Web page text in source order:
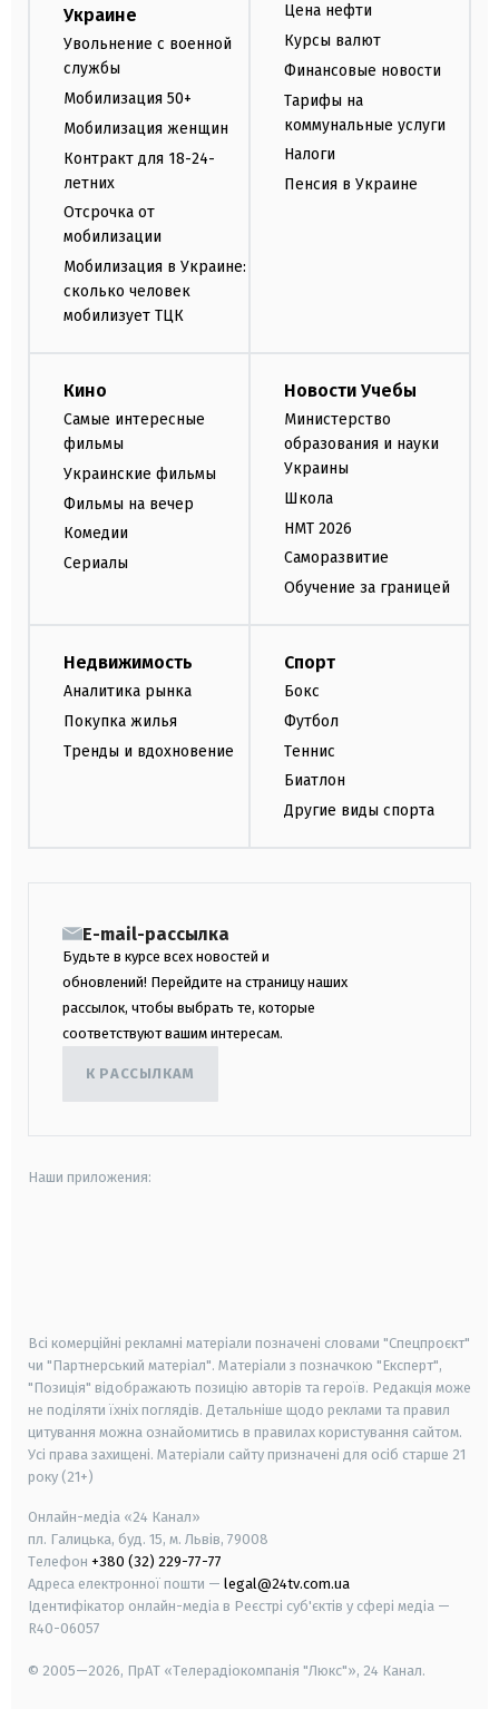
Украине
Увольнение с военной
службы
Мобилизация 50+
Мобилизация женщин
Контракт для 18-24-
летних
Отсрочка от
мобилизации
Мобилизация в Украине:
сколько человек
мобилизует ТЦК
Цена нефти
Курсы валют
Финансовые новости
Тарифы на
коммунальные услуги
Налоги
Пенсия в Украине
Кино
Самые интересные
фильмы
Украинские фильмы
Фильмы на вечер
Комедии
Сериалы
Новости Учебы
Министерство
образования и науки
Украины
Школа
НМТ 2026
Саморазвитие
Обучение за границей
Недвижимость
Аналитика рынка
Покупка жилья
Тренды и вдохновение
Спорт
Бокс
Футбол
Теннис
Биатлон
Другие виды спорта
E-mail-рассылка
Будьте в курсе всех новостей и
обновлений! Перейдите на страницу наших
рассылок, чтобы выбрать те, которые
соответствуют вашим интересам.
К РАССЫЛКАМ
Наши приложения:
Всі комерційні рекламні матеріали позначені словами "Спецпроєкт"
чи "Партнерський матеріал". Матеріали з позначкою "Експерт",
"Позиція" відображають позицію авторів та героїв. Редакція може
не поділяти їхніх поглядів. Детальніше щодо реклами та правил
цитування можна ознайомитись в правилах користування сайтом.
Усі права захищені. Матеріали сайту призначені для осіб старше 21
року (21+)
Онлайн-медіа «24 Канал»
пл. Галицька, буд. 15, м. Львів, 79008
Телефон +380 (32) 229-77-77
Адреса електронної пошти — legal@24tv.com.ua
Ідентифікатор онлайн-медіа в Реєстрі суб'єктів у сфері медіа —
R40-06057
© 2005—2026, ПрАТ «Телерадіокомпанія "Люкс"», 24 Канал.